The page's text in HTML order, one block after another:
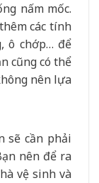
nấm mốc.
các tính
ô chớp… để
cũng có thể
nên lựa
sẽ cần phải
nên để ra
vệ sinh và